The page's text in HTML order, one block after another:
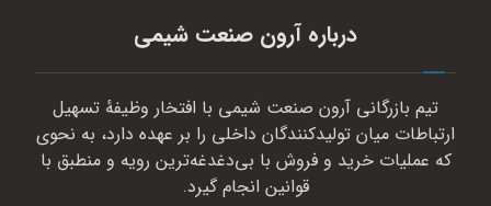
درباره آرون صنعت شیمی
تیم بازرگانی آرون صنعت شیمی با افتخار وظیفهٔ تسهیل
ارتباطات میان تولیدکنندگان داخلی را بر عهده دارد، به نحوی
که عملیات خرید و فروش با بی‌دغدغه‌ترین رویه و منطبق با
قوانین انجام گیرد.